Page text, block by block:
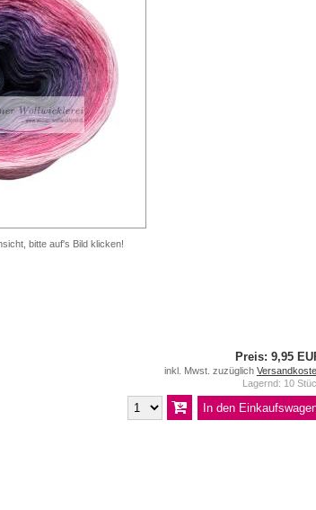
bitte auf's Bild klicken!
Preis: 9,95
inkl. Mwst. zuzüglich
Lagernd: 10